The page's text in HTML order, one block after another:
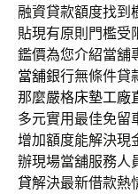
融資貸款額度找到
貼現有原則門檻受
鑑價為您介紹當舖
當舖銀行無條件貸
那麼嚴格床墊工廠
多元實用最佳免留
增加額度能解決現
辦現場當舖服務人
貸解決最新借款熱